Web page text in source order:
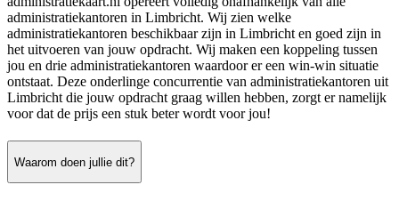
administratiekantoren in Limbricht. Wij zien welke
administratiekantoren beschikbaar zijn in Limbricht en goed zijn in
het uitvoeren van jouw opdracht. Wij maken een koppeling tussen
jou en drie administratiekantoren waardoor er een win-win situatie
ontstaat. Deze onderlinge concurrentie van administratiekantoren uit
Limbricht die jouw opdracht graag willen hebben, zorgt er namelijk
voor dat de prijs een stuk beter wordt voor jou!
Waarom doen jullie dit?